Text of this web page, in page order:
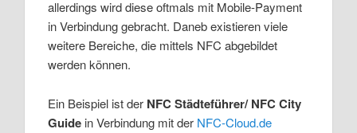
allerdings wird diese oftmals mit Mobile-Payment
in Verbindung gebracht. Daneb existieren viele
weitere Bereiche, die mittels NFC abgebildet
werden können.
Ein Beispiel ist der NFC Städteführer/ NFC City
Guide in Verbindung mit der NFC-Cloud.de